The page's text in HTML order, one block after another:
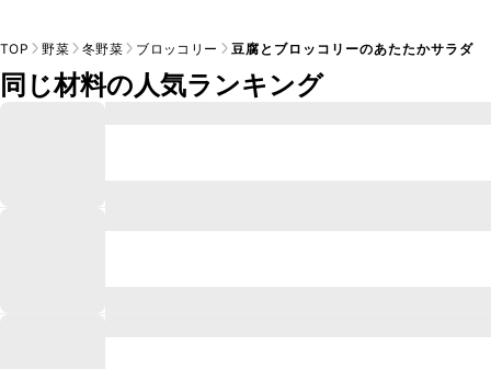
TOP 野菜 冬野菜 ブロッコリー 豆腐とブロッコリーのあたたかサラダ
同じ材料の人気ランキング